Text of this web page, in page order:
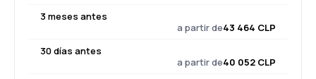
3 meses antes
a partir de43 464 CLP
30 días antes
a partir de40 052 CLP